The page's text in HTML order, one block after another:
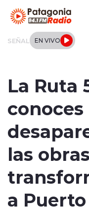
SEÑAL EN VIVO
Tendencias
Internacional
Deportes
La Ruta
conoces
las
a